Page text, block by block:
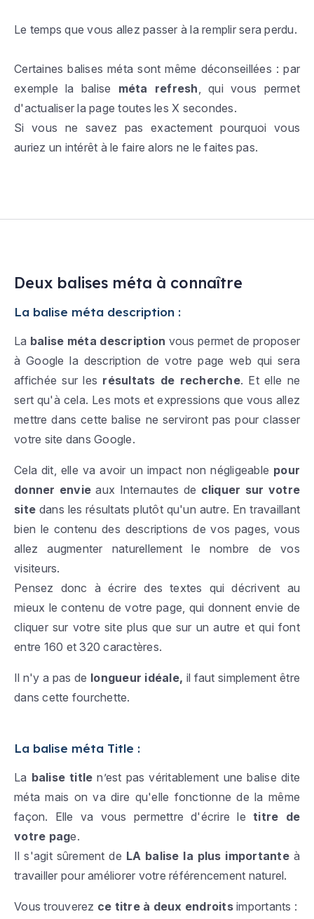
Le temps que vous allez passer à la remplir sera perdu.
Certaines balises méta sont même déconseillées : par
exemple la balise méta refresh, qui vous permet
d'actualiser la page toutes les X secondes.
Si vous ne savez pas exactement pourquoi vous
auriez un intérêt à le faire alors ne le faites pas.
Deux balises méta à connaître
La balise méta description :
La balise méta description vous permet de proposer
à Google la description de votre page web qui sera
affichée sur les résultats de recherche. Et elle ne
sert qu'à cela. Les mots et expressions que vous allez
mettre dans cette balise ne serviront pas pour classer
votre site dans Google.
Cela dit, elle va avoir un impact non négligeable pour
donner envieaux Internautes de cliquer sur votre
site dans les résultats plutôt qu'un autre. En travaillant
bien le contenu des descriptions de vos pages, vous
allez augmenter naturellement le nombre de vos
visiteurs.
Pensez donc à écrire des textes qui décrivent au
mieux le contenu de votre page, qui donnent envie de
cliquer sur votre site plus que sur un autre et qui font
entre 160 et 320 caractères.
Il n'y a pas de longueur idéale, il faut simplement être
dans cette fourchette.
La balise méta Title :
La balise title n’est pas véritablement une balise dite
méta mais on va dire qu'elle fonctionne de la même
façon. Elle va vous permettre d'écrire le titre de
votre page.
Il s'agit sûrement de LA balise la plus importanteà
travailler pour améliorer votre référencement naturel.
Vous trouverez ce titre à deux endroitsimportants :